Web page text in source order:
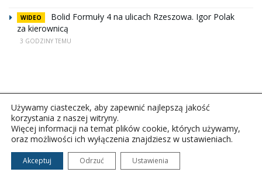
WIDEO
Bolid Formuły 4 na ulicach Rzeszowa. Igor Polak
za kierownicą
3 GODZINY TEMU
Copyright © 2026Polskie Radio Rzeszów S.A. w likwidacj.
Wszelkie prawa zastrzeżone.
Używamy ciasteczek, aby zapewnić najlepszą jakość
korzystania z naszej witryny.
Więcej informacji na temat plików cookie, których używamy,
oraz możliwości ich wyłączenia znajdziesz w ustawieniach.
Akceptuj Odrzuć Ustawienia